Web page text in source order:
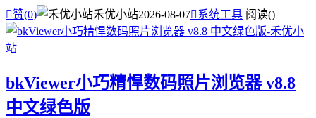
赞(0) 禾优小站2026-08-07系统工具 阅读()
bkViewer小巧精悍数码照片浏览器 v8.8
中文绿色版